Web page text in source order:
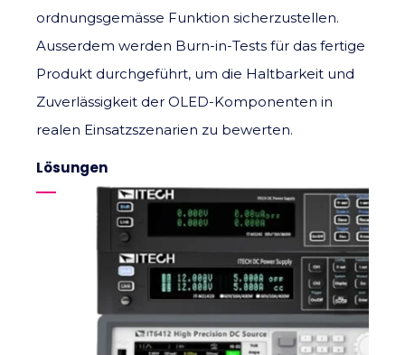
ordnungsgemässe Funktion sicherzustellen.
Ausserdem werden Burn-in-Tests für das fertige
Produkt durchgeführt, um die Haltbarkeit und
Zuverlässigkeit der OLED-Komponenten in
realen Einsatzszenarien zu bewerten.
Lösungen